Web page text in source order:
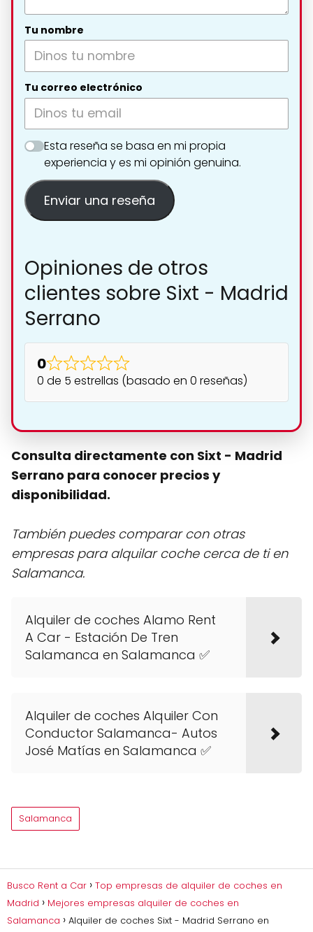
Tu nombre
Tu correo electrónico
Esta reseña se basa en mi propia
experiencia y es mi opinión genuina.
Enviar una reseña
Opiniones de otros
clientes sobre Sixt - Madrid
Serrano
0
0 de 5 estrellas (basado en 0 reseñas)
Consulta directamente con Sixt - Madrid
Serrano para conocer precios y
disponibilidad.
También puedes comparar con otras
empresas para alquilar coche cerca de ti en
Salamanca.
Alquiler de coches Alamo Rent
A Car - Estación De Tren
Salamanca en Salamanca ✅
Alquiler de coches Alquiler Con
Conductor Salamanca- Autos
José Matías en Salamanca ✅
Salamanca
Busco Rent a Car
Top empresas de alquiler de coches en
Madrid
Mejores empresas alquiler de coches en
Salamanca
Alquiler de coches Sixt - Madrid Serrano en